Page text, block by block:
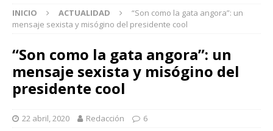
INICIO ACTUALIDAD
“Son como la gata angora”: un
mensaje sexista y misógino del presidente cool
“Son como la gata angora”: un
mensaje sexista y misógino del
presidente cool
22 abril, 2020 Redacción 6